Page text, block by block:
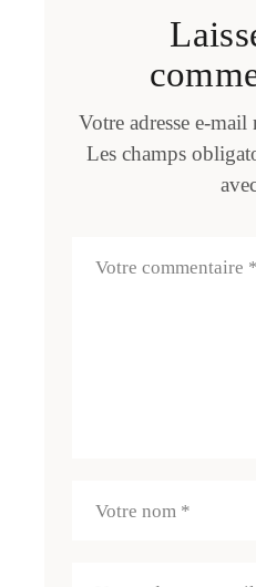
Votre adresse e-mail
Les champs